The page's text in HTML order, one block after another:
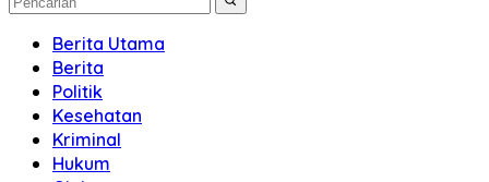
Berita Utama
Berita
Politik
Kesehatan
Kriminal
Hukum